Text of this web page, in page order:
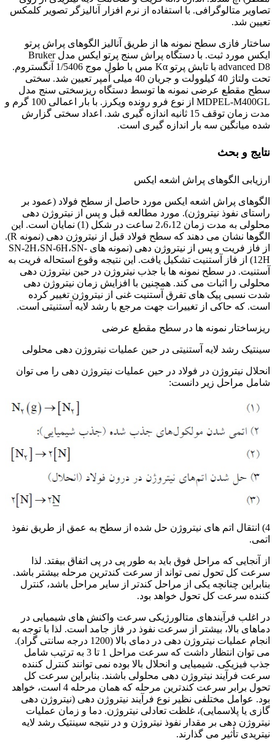
تصاویر متالوگرافی. با استفاده از نرم افزار آنالیزگر تصویر کلمکس
تعیین شد.
ساختار فازی سطح نمونه ها از طریق آنالیز الگوهای پراش پرتو
ایکس مورد ثبت. با دستگاه پراش سنج پرتو ایکس مدل Bruker
advanced D8 با تابش پرتو Kα مس با طول موج 1/5406 آنگستروم.
تحت ولتاژ 40 کیلوولت و جریان 40 میلی آمپر تعیین شد. سختی
سطح مقطع عرضی نمونه ها توسط دستگاه ریزسختی سنج مدل
MDPEL-M400GL از نوع فرو رونده ویکرز. با بار اعمالی 100 گرم و
مدت زمان توقف 15 ثانیه اندازه گیری شد. اعداد سختی گزارش
شده میانگین سه بار اندازه گیری است.
نتایج و بحث
ارزیابی الگوهای پراش اشعه ایکس
الگوهای پراش اشعه ایکس مورد حاصل از سطح فولاد (عمود بر
راستای نفوذ نیتروژن). مورد مطالعه قبل و پس از نیتروژن دهی
محلولی به مدت زمان 2،6،12 ساعت در شکل (1) نمایان است. این
الگوها نشان می دهند که سطح فولاد قبل از نیتروژن دهی (نمونه R).
از فاز فریت و پس از نیتروژن دهی (نمونه های SN-2H،SN-6H،SN-
12H) از فاز آستنیت تشکیل یافت. این نتیجه وقوع استحاله فریت به
آستنیت. در سطح نمونه ها با جذب نیتروژن در حین نیتروژن دهی
محلولی را اثبات می کند. همچنین با افزایش زمان نیتروژن دهی
شدت نسبی پیک های تفرق آستنیت غنی از نیتروژن تغییر کرده
است. که حاکی از تغییرات جهت مرجع با رشد لایه آستنیتی است.
ریزساختار نمونه ها در سطح مقطع عرضی
سینتیک رشد لایه آستنیتی در حین عملیات نیتروژن دهی محلولی
انحلال نیتروژن در فولاد در حین عملیات نیتروژن دهی را می توان
شامل مراحل زیر دانست:
4) انتقال اتم های نیتروژن حل شده از سطح به عمق از طریق نفوذ
اتمی.
از آنجایی که مراحل فوق باید به طور پی در پی اتفاق بیفتد. لذا
سرعت کل تحول نمی تواند از سرعت کندترین مرحله بیشتر باشد.
بنابراین چنانچه یکی از مراحل کندتر از سایر مراحل باشد، کنترل
کننده سرعت کل تحول خواهد بود.
در اغلب فرآیندهای متالورژیکی سرعت واکنش های شیمیایی در
دماهای بالا، بیشتر از سرعت نفوذ در فاز جامد است. لذا با توجه به
انجام عملیات نیتروژن دهی در دمای بالا (1200 درجه سانتی گراد).
می توان انتظار داشت که سرعت مراحل 1 تا 3 به ترتیب شامل
جذب فیزیکی. شیمیایی و انحلال بالا بوده نمی توانند کنترل کننده
سرعت فرآیند نیتروژن دهی محلولی باشند. بنابراین سرعت کل
تحول برابر سرعت کندترین مرحله که همان مرحله 4 است، خواهد
بود. عوامل مختلفی نظیر نوع فرآیند نیتروژن دهی (نیتروژن دهی
گازی یا پلاسمایی)، غلظت تعادلی نیتروژن. دما و زمان عملیات
نیتروژن دهی بر مقدار نفوذ نیتروژن و در نتیجه سینتیک رشد لایه
نیتریدی تأثیر می گذارند.